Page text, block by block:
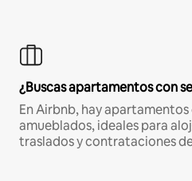
¿Buscas apartamentos con
En Airbnb, hay
amueblados, ideales para
traslados y contrataciones